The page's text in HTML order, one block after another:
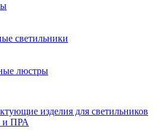
светильники
люстры
изделия для светильников
и ПРА